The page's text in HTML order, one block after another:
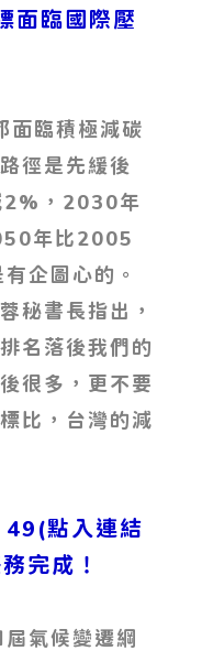
面臨國際壓
面臨積極減碳
徑是先緩後
，2030年
年比2005
企圖心的。
秘書長指出，
名落後我們的
很多，更不要
比，台灣的減
點入連結
完成！
氣候變遷綱